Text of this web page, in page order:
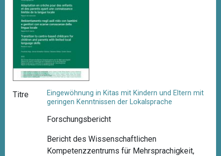
Titre
Eingewöhnung in Kitas mit Kindern und Eltern mit
geringen Kenntnissen der Lokalsprache
Forschungsbericht
Bericht des Wissenschaftlichen
Kompetenzzentrums für Mehrsprachigkeit,